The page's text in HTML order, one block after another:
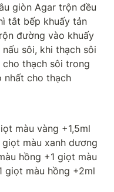
giòn Agar trộn đều
tắt bếp khuấy tản
đường vào khuấy
sôi, khi thạch sôi
thạch sôi trong
nhất cho thạch
màu vàng +1,5ml
màu xanh dương
hồng +1 giọt màu
giọt màu hồng +2ml